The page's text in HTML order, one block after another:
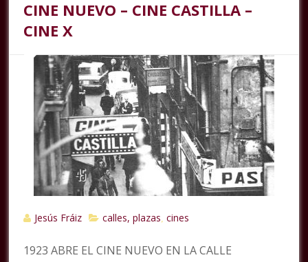
CINE NUEVO – CINE CASTILLA –
CINE X
Jesús Fráiz calles, plazas ,cines
1923 ABRE EL CINE NUEVO EN LA CALLE